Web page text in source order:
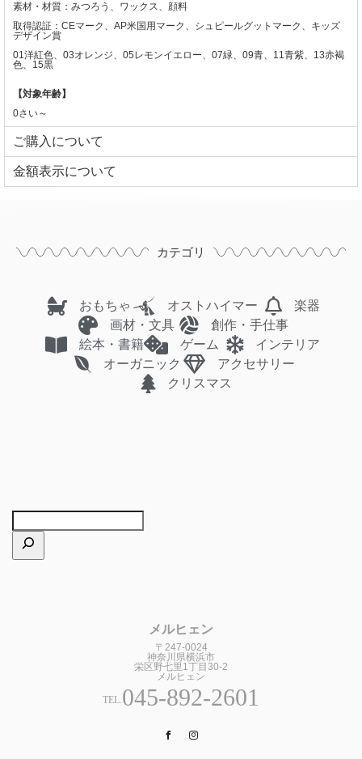
素材・材質：みつろう、ワックス、顔料
取得認証：CEマーク、AP米国用マーク、シュピールグットマーク、キッズ
デザイン賞
01洋紅色、03オレンジ、05レモンイエロー、07緑、09青、11青紫、13赤褐
色、15黒
【対象年齢】
0さい～
ご購入について
⾦額表⽰について
カテゴリ
おもちゃ オストハイマー
楽器
画材・文具
創作・手仕事
絵本・書籍
ゲーム
インテリア
オーガニック
アクセサリー
クリスマス
メルヒェン
〒247-0024
神奈川県横浜市
栄区野七里1丁目30-2
メルヒェン
TEL.045-892-2601
Facebook